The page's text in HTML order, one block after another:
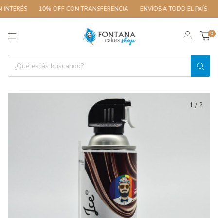
10% OFF CON TRANSFERENCIA ENVÍOS A TODO EL PAÍS
0
1 / 2